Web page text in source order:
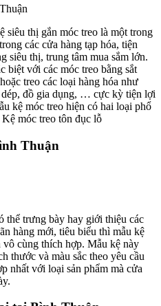
siêu thị gắn móc treo là một trong
các cửa hàng tạp hóa, tiện
siêu thị, trung tâm mua sắm lớn.
biệt với các móc treo bằng sắt
treo các loại hàng hóa như
đồ gia dụng, … cực kỳ tiện lợi
kệ móc treo hiện có hai loại phổ
móc treo tôn đục lỗ
Thuận
thể trưng bày hay giới thiệu các
hàng mới, tiêu biểu thì mẫu kệ
cùng thích hợp. Mẫu kệ này
thước và màu sắc theo yêu cầu
nhất với loại sản phẩm mà cửa